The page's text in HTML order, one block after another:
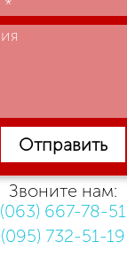
Отправить
Звоните нам:
(063) 667-78-51
(095) 732-51-19